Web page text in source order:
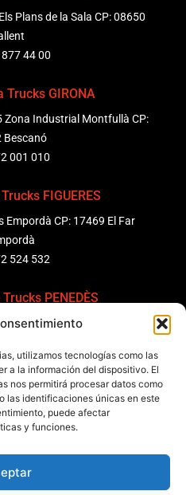
utilizamos tecnologías como las
a la información del dispositivo. El
nos permitirá procesar datos como
las identificaciones únicas en este
puede afectar
y funciones.
Plans de la Sala CP: 08650
44 00
Trucks GIRONA
Zona Industrial Montfullà CP:
Bescanó
001 010
FIGUERES
Empordà CP: 17469 El Far
524 532
PENEDÈS
Pere Molanta, CP: 08799
69 11 91
BARCELONA
08040 Barcelona, España